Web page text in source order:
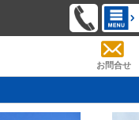
お問合せ